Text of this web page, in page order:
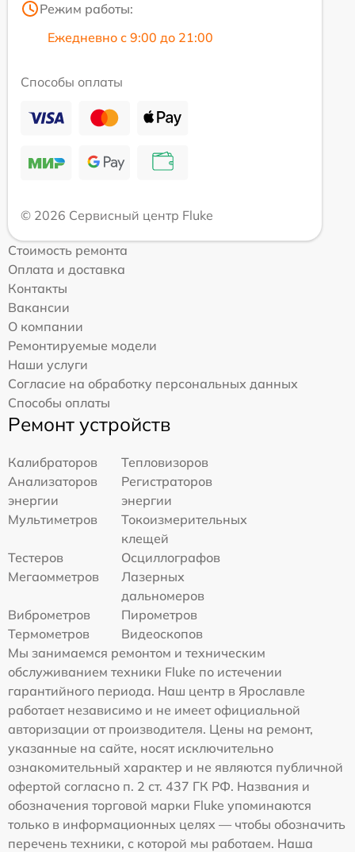
Режим работы:
Ежедневно с 9:00 до 21:00
Способы оплаты
© 2026 Сервисный центр Fluke
Стоимость ремонта
Оплата и доставка
Контакты
Вакансии
О компании
Ремонтируемые модели
Наши услуги
Согласие на обработку персональных данных
Способы оплаты
Ремонт устройств
Калибраторов
Тепловизоров
Анализаторов
энергии
Регистраторов
энергии
Мультиметров
Токоизмерительных
клещей
Тестеров
Осциллографов
Мегаомметров
Лазерных
дальномеров
Виброметров
Пирометров
Термометров
Видеоскопов
Мы занимаемся ремонтом и техническим
обслуживанием техники Fluke по истечении
гарантийного периода. Наш центр в Ярославле
работает независимо и не имеет официальной
авторизации от производителя. Цены на ремонт,
указанные на сайте, носят исключительно
ознакомительный характер и не являются публичной
офертой согласно п. 2 ст. 437 ГК РФ. Названия и
обозначения торговой марки Fluke упоминаются
только в информационных целях — чтобы обозначить
перечень техники, с которой мы работаем. Наша